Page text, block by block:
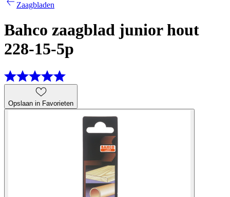
Zaagbladen
Bahco zaagblad junior hout
228-15-5p
Opslaan in Favorieten